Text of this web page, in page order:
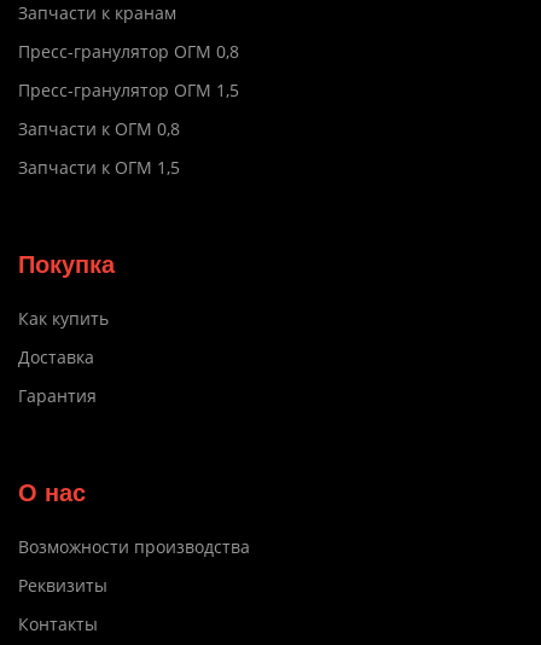
Запчасти к кранам
Пресс-гранулятор ОГМ 0,8
Пресс-гранулятор ОГМ 1,5
Запчасти к ОГМ 0,8
Запчасти к ОГМ 1,5
Покупка
Как купить
Доставка
Гарантия
О нас
Возможности производства
Реквизиты
Контакты